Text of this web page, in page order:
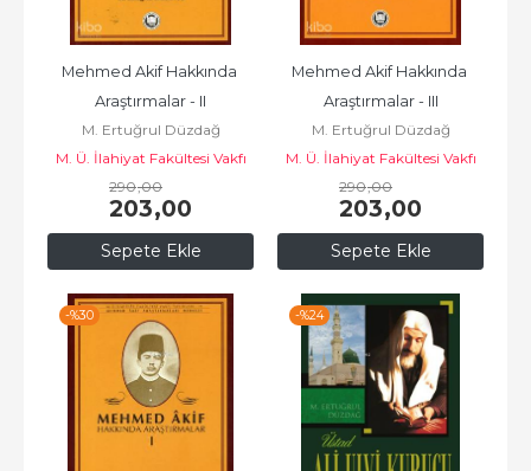
Sepete Ekle
Mehmed Akif Hakkında
Araştırmalar - II
M. Ertuğrul Düzdağ
M. Ü. İlahiyat Fakültesi Vakfı
Yayınları
290,00
203,00
Sepete Ekle
Mehmed Akif Hakkında
Araştırmalar - III
M. Ertuğrul Düzdağ
M. Ü. İlahiyat Fakültesi Vakfı
Yayınları
290,00
203,00
-%30 -%24